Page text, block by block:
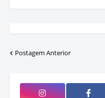
Postagem Anterior